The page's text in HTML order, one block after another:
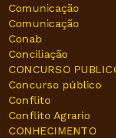
Comunicação
Comunicação
Conab
Conciliação
CONCURSO
Concurso público
Conflito
Conflito Agrario
CONHECIMENTO